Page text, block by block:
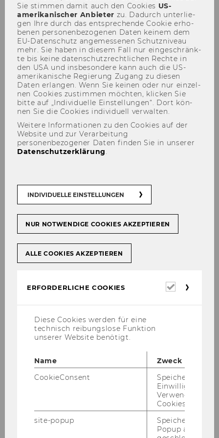
Florian B. Zapkau
Der Inhalt dieser Seite ist aktuell nur auf
Englisch verfügbar.
Of­fice Hours: By ap­point­ment
Sie stim­men damit auch den Coo­kies US-​
amerikanischer An­bie­ter zu. Da­durch un­ter­lie­
gen Ihre durch das ent­spre­chen­de Coo­kie er­ho­
be­nen per­so­nen­be­zo­ge­nen Daten kei­nem dem
EU-​Datenschutz an­ge­mes­se­nen Schutz­ni­veau
mehr. Sie haben in die­sem Fall nur ein­ge­schränk­
te bis keine da­ten­schutz­recht­li­chen Rech­te in
den USA und ins­be­son­de­re kann auch die US-​
amerikanische Re­gie­rung Zu­gang zu die­sen
Daten er­lan­gen. Wenn Sie kei­nen oder nur ein­zel­
nen Coo­kies zu­stim­men möch­ten, kli­cken Sie
bitte auf „In­di­vi­du­el­le Ein­stel­lun­gen“. Dort kön­
nen Sie die Coo­kies in­di­vi­du­ell ver­wal­ten.
Weitere Informationen zu den Cookies auf der
Website und zur Verarbeitung
personenbezogener Daten finden Sie in unserer
Datenschutzerklärung
INDIVIDUELLE EINSTELLUNGEN
NUR NOTWENDIGE COOKIES AKZEPTIEREN
ALLE COOKIES AKZEPTIEREN
ERFORDERLICHE COOKIES
Diese Cookies werden für eine
technisch reibungslose Funktion
unserer Website benötigt.
Name
Zweck
CookieConsent
Speichert Ihre
Einwilligung zur
Verwendung von
Cookies.
site-popup
Speichert ob ein
Popup